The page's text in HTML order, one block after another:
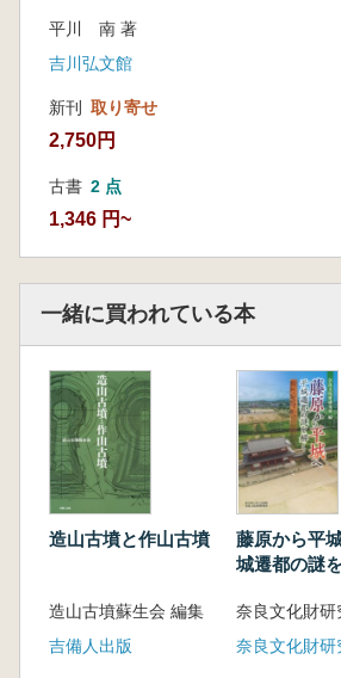
平川 南 著
吉川弘文館
新刊 取り寄せ
2,750円
古書 2 点
1,346 円~
一緒に買われている本
造山古墳と作山古墳
造山古墳蘇生会 編集
吉備人出版
藤原から平
城遷都の謎
奈良文化財研
奈良文化財研